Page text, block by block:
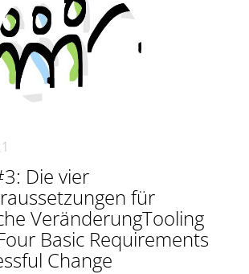
Die vier
für
VeränderungTooling
Basic Requirements
Change